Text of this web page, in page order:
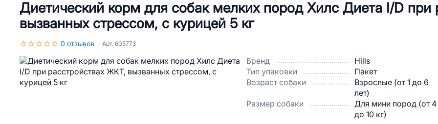
Диетический корм для собак мелких пород Хилс Диета I/D при
вызванных стрессом, с курицей 5 кг
0 отзывов Арт. 605773
Бренд
Hills
Тип упаковки
Пакет
Возраст собаки
Взрослые (от 1 до 6
лет)
Размер собаки
Для мини пород (от 4
до 10 кг)